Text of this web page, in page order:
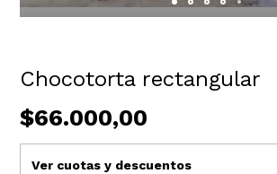
Chocotorta rectangular
$66.000,00
Ver cuotas y descuentos